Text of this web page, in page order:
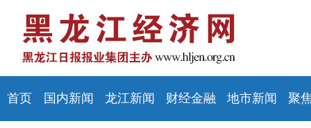
首页 国内新闻 龙江新闻 财经金融 地市新闻 聚